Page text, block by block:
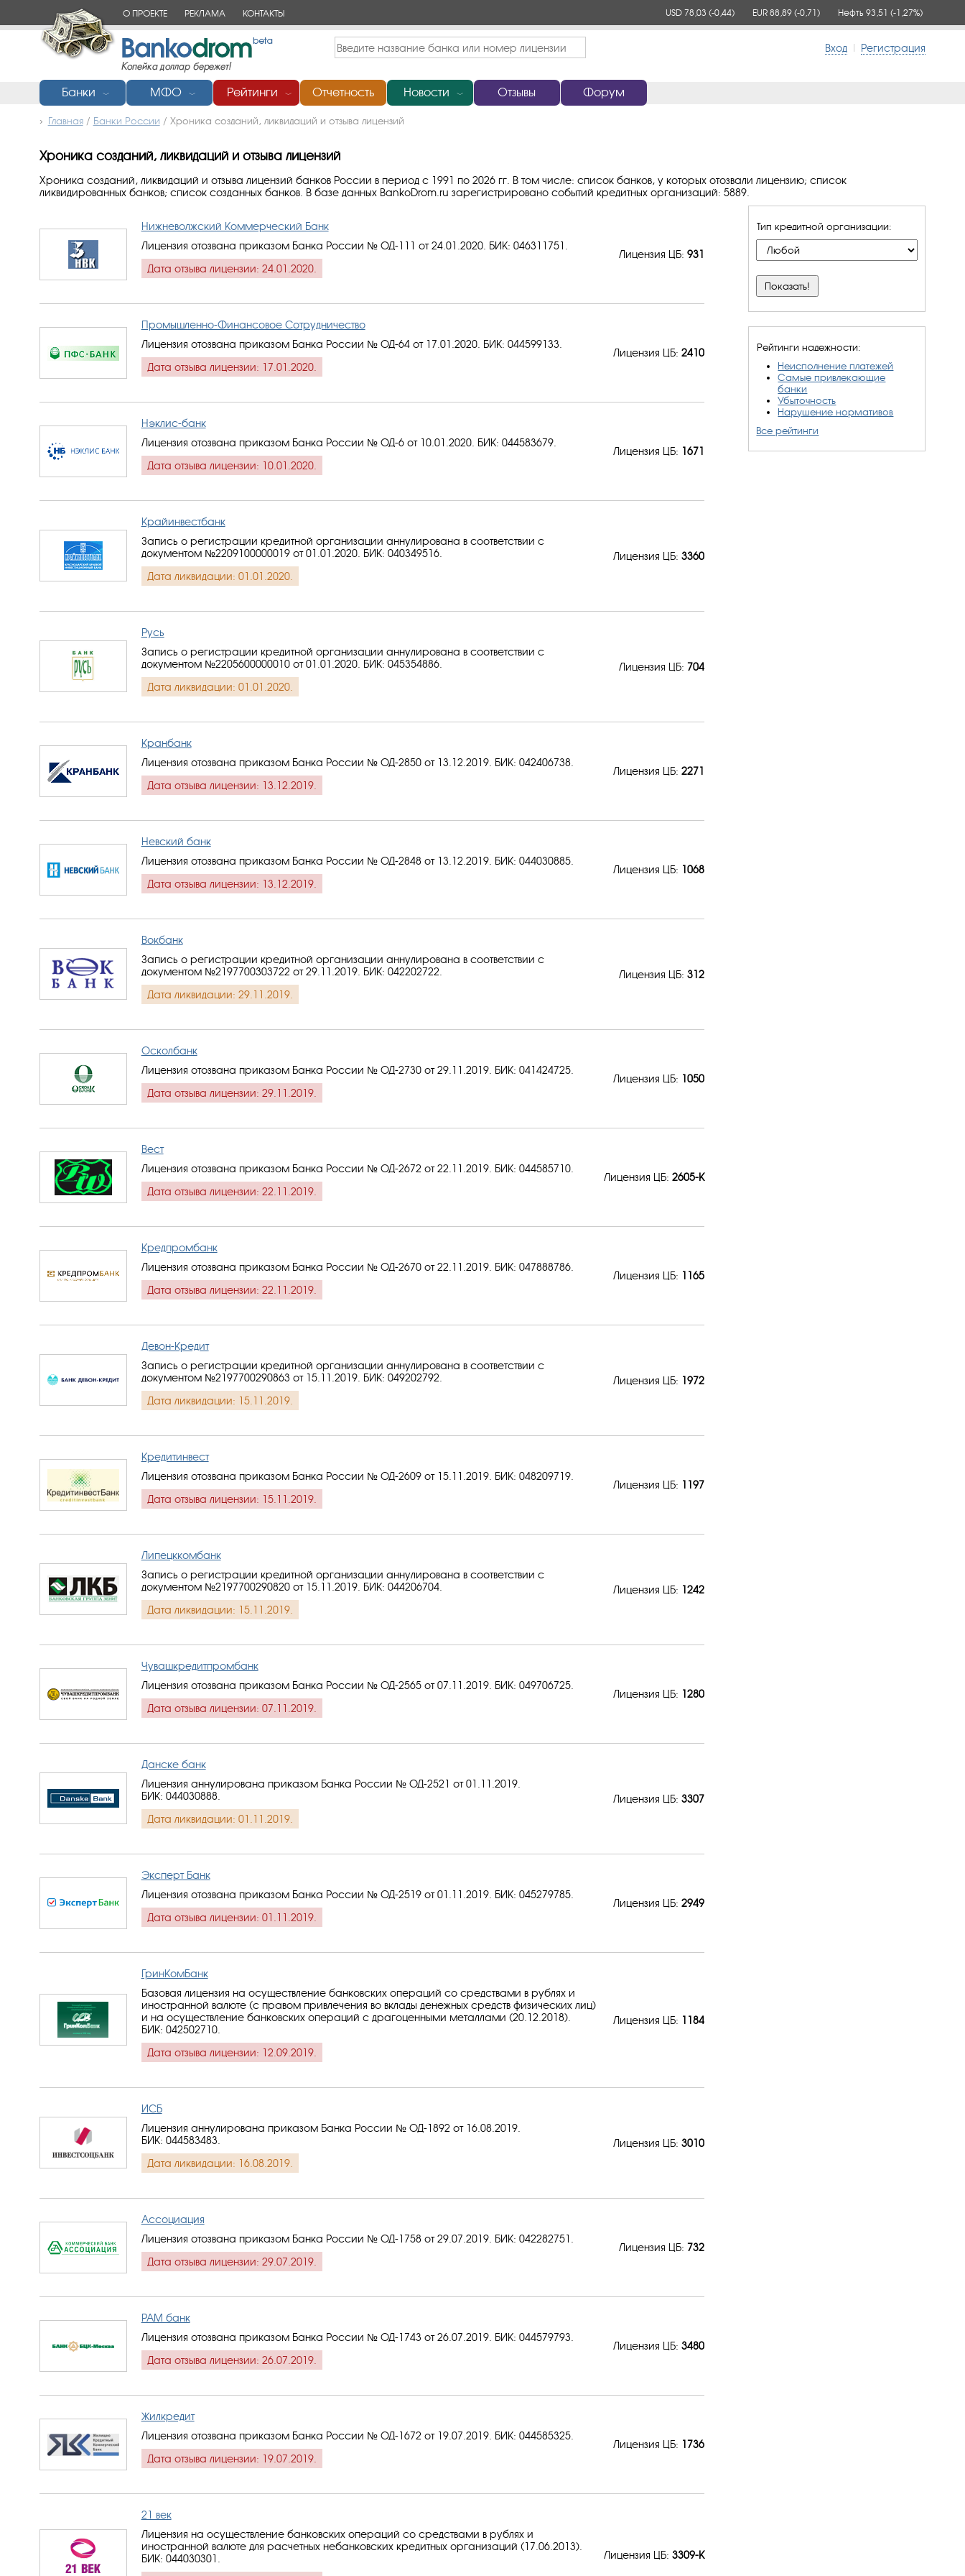
О ПРОЕКТЕ РЕКЛАМА КОНТАКТЫ USD 78,03 (-0,44) EUR 88,89 (-0,71) Нефть 93,51 (-1,27%)
Вход | Регистрация
Банки ﹀ МФО ﹀ Рейтинги ﹀ Отчетность Новости ﹀ Отзывы Форум
Главная/ Банки России / Хроника созданий, ликвидаций и отзыва лицензий
Хроника созданий, ликвидаций и отзыва лицензий
Хроника созданий, ликвидаций и отзыва лицензий банков России в период с 1991 по 2026 гг. В том числе: список банков, у которых отозвали лицензию; список
ликвидированных банков; список созданных банков. В базе данных BankoDrom.ru зарегистрировано событий кредитных организаций: 5889.
Тип кредитной организации:
Рейтинги надежности:
Неисполнение платежей
Самые привлекающие
банки
Убыточность
Нарушение нормативов
Все рейтинги
Нижневолжский Коммерческий Банк
Лицензия отозвана приказом Банка России № ОД-111 от 24.01.2020. БИК: 046311751
Дата отзыва лицензии: 24.01.2020.
Лицензия ЦБ: 931
Промышленно-Финансовое Сотрудничество
Лицензия отозвана приказом Банка России № ОД-64 от 17.01.2020. БИК: 044599133
Дата отзыва лицензии: 17.01.2020.
Лицензия ЦБ: 2410
Нэклис-банк
Лицензия отозвана приказом Банка России № ОД-6 от 10.01.2020. БИК: 044583679.
Дата отзыва лицензии: 10.01.2020.
Лицензия ЦБ: 1671
Крайинвестбанк
Запись о регистрации кредитной организации аннулирована в соответствии с
документом №2209100000019 от 01.01.2020. БИК: 040349516.
Дата ликвидации: 01.01.2020.
Лицензия ЦБ: 3360
Русь
Запись о регистрации кредитной организации аннулирована в соответствии с
документом №2205600000010 от 01.01.2020. БИК: 045354886.
Дата ликвидации: 01.01.2020.
Лицензия ЦБ: 704
Кранбанк
Лицензия отозвана приказом Банка России № ОД-2850 от 13.12.2019. БИК: 042406738.
Дата отзыва лицензии: 13.12.2019.
Лицензия ЦБ: 2271
Невский банк
Лицензия отозвана приказом Банка России № ОД-2848 от 13.12.2019. БИК: 044030885.
Дата отзыва лицензии: 13.12.2019.
Лицензия ЦБ: 1068
Вокбанк
Запись о регистрации кредитной организации аннулирована в соответствии с
документом №2197700303722 от 29.11.2019. БИК: 042202722
Дата ликвидации: 29.11.2019.
Лицензия ЦБ: 312
Осколбанк
Лицензия отозвана приказом Банка России № ОД-2730 от 29.11.2019. БИК: 041424725.
Дата отзыва лицензии: 29.11.2019.
Лицензия ЦБ: 1050
Вест
Лицензия отозвана приказом Банка России № ОД-2672 от 22.11.2019. БИК: 044585710.
Дата отзыва лицензии: 22.11.2019.
Лицензия ЦБ: 2605-К
Кредпромбанк
Лицензия отозвана приказом Банка России № ОД-2670 от 22.11.2019. БИК: 047888786.
Дата отзыва лицензии: 22.11.2019.
Лицензия ЦБ: 1165
Девон-Кредит
Запись о регистрации кредитной организации аннулирована в соответствии с
документом №2197700290863 от 15.11.2019. БИК: 049202792
Дата ликвидации: 15.11.2019.
Лицензия ЦБ: 1972
Кредитинвест
Лицензия отозвана приказом Банка России № ОД-2609 от 15.11.2019. БИК: 048209719.
Дата отзыва лицензии: 15.11.2019.
Лицензия ЦБ: 1197
Липецккомбанк
Запись о регистрации кредитной организации аннулирована в соответствии с
документом №2197700290820 от 15.11.2019. БИК: 044206704.
Дата ликвидации: 15.11.2019.
Лицензия ЦБ: 1242
Чувашкредитпромбанк
Лицензия отозвана приказом Банка России № ОД-2565 от 07.11.2019. БИК: 049706725.
Дата отзыва лицензии: 07.11.2019.
Лицензия ЦБ: 1280
Данске банк
Лицензия аннулирована приказом Банка России № ОД-2521 от 01.11.2019.
БИК: 044030888.
Дата ликвидации: 01.11.2019.
Лицензия ЦБ: 3307
Эксперт Банк
Лицензия отозвана приказом Банка России № ОД-2519 от 01.11.2019. БИК: 045279785.
Дата отзыва лицензии: 01.11.2019.
Лицензия ЦБ: 2949
ГринКомБанк
Базовая лицензия на осуществление банковских операций со средствами в рублях и
иностранной валюте (с правом привлечения во вклады денежных средств физических лиц)
и на осуществление банковских операций с драгоценными металлами (20.12.2018).
БИК: 042502710.
Дата отзыва лицензии: 12.09.2019.
Лицензия ЦБ: 1184
ИСБ
Лицензия аннулирована приказом Банка России № ОД-1892 от 16.08.2019.
БИК: 044583483
Дата ликвидации: 16.08.2019.
Лицензия ЦБ: 3010
Ассоциация
Лицензия отозвана приказом Банка России № ОД-1758 от 29.07.2019. БИК: 042282751
Дата отзыва лицензии: 29.07.2019.
Лицензия ЦБ: 732
РАМ банк
Лицензия отозвана приказом Банка России № ОД-1743 от 26.07.2019. БИК: 044579793
Дата отзыва лицензии: 26.07.2019.
Лицензия ЦБ: 3480
Жилкредит
Лицензия отозвана приказом Банка России № ОД-1672 от 19.07.2019. БИК: 044585325.
Дата отзыва лицензии: 19.07.2019.
Лицензия ЦБ: 1736
21 век
Лицензия на осуществление банковских операций со средствами в рублях и
иностранной валюте для расчетных небанковских кредитных организаций (17.06.2013).
БИК: 044030301
Лицензия ЦБ: 3309-К